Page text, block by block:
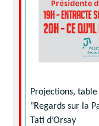
Projections,
"Regards sur la
Tati d’Orsay